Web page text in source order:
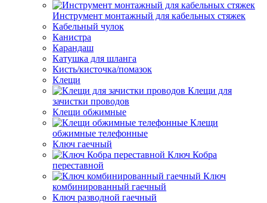
Инструмент монтажный для кабельных стяжек
Кабельный чулок
Канистра
Карандаш
Катушка для шланга
Кисть/кисточка/помазок
Клещи
Клещи для
зачистки проводов
Клещи обжимные
Клещи
обжимные телефонные
Ключ гаечный
Ключ Кобра
переставной
Ключ
комбинированный гаечный
Ключ разводной гаечный